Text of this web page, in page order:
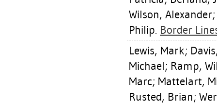
Wilson, Alexander
Philip. Border
Lewis, Mark;
Michael; Ramp,
Marc; Mattelart,
Rusted, Brian;